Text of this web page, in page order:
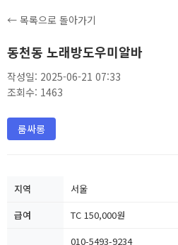
← 목록으로 돌아가기
동천동 노래방도우미알바
작성일: 2025-06-21 07:33
조회수: 1463
룸싸롱
지역
서울
급여
TC 150,000원
010-5493-9234